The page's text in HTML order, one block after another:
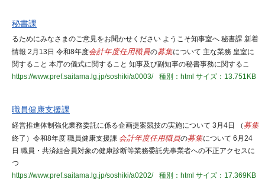
秘書課
るためにみなさまのご意見をお聞かせください ようこそ知事室へ 秘書課 新着
情報 2月13日 令和8年度会計年度任用職員の募集について 主な業務 皇室に
関すること 本庁の儀式に関すること 知事及び副知事の秘書事務に関するこ
https://www.pref.saitama.lg.jp/soshiki/a0003/
種別：html サイズ：13.751KB
職員健康支援課
経営推進体制強化業務委託に係る企画提案競技の実施について 3月4日 （ 募集
終了）令和8年度 職員健康支援課 会計年度任用職員の募集について 6月24
日 職員・共済組合員対象の健康診断等業務委託先事業者への不正アクセスに
つ
https://www.pref.saitama.lg.jp/soshiki/a0202/
種別：html サイズ：17.369KB